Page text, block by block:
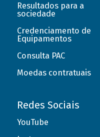
Resultados para a
sociedade
Credenciamento de
Equipamentos
Consulta PAC
Moedas contratuais
Redes Sociais
YouTube